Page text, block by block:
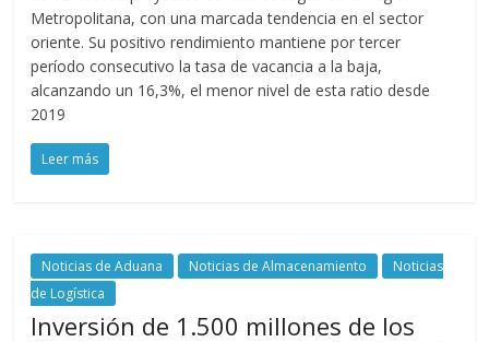
Metropolitana, con una marcada tendencia en el sector
oriente. Su positivo rendimiento mantiene por tercer
período consecutivo la tasa de vacancia a la baja,
alcanzando un 16,3%, el menor nivel de esta ratio desde
2019
Leer más
Noticias de Aduana Noticias de Almacenamiento
Noticias
de Logística
Inversión de 1.500 millones de los